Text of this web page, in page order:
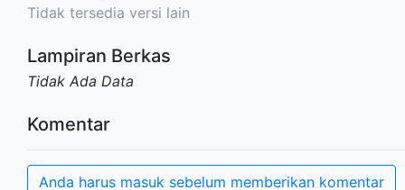
Tidak tersedia versi lain
Lampiran Berkas
Tidak Ada Data
Komentar
Anda harus masuk sebelum memberikan komentar